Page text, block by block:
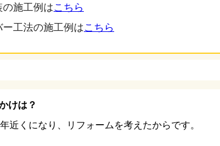
の施工例はこちら
ー工法の施工例はこちら
けは？
近くになり、リフォームを考えたからです。